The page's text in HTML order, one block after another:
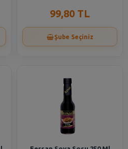
99,80 TL
Şube Seçiniz